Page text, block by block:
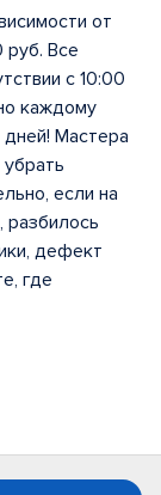
от
руб. Все
с 10:00
каждому
Мастера
если на
разбилось
дефект
где